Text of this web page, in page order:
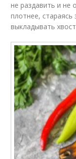
не раздавить и не
плотнее,
выкладывать